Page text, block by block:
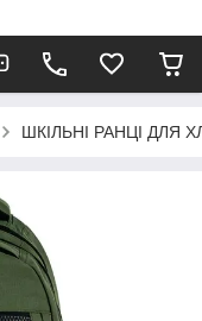
ШКІЛЬНІ РАНЦІ ДЛЯ